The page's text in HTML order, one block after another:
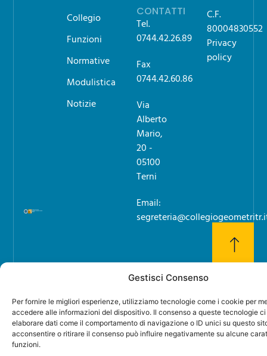
Gestisci Consenso
Per fornire le migliori esperienze, utilizziamo tecnologie come i cookie per
accedere alle informazioni del dispositivo. Il consenso a queste tecnologie
elaborare dati come il comportamento di navigazione o ID unici su questo
acconsentire o ritirare il consenso può influire negativamente su alcune
funzioni.
Collegio
Funzioni
Normative
Modulistica
Notizie
CONTATTI
Tel.
0744.42.26.89
Fax
0744.42.60.86
Via
Alberto
Mario,
20 -
05100
Terni
Email:
C.F.
80004830552
Privacy
policy